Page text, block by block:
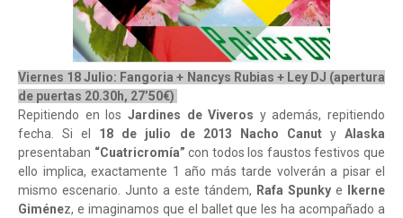
Viernes 18 Julio: Fangoria + Nancys Rubias + Ley DJ (apertura
de puertas 20.30h, 27’50€)
Repitiendo en los Jardines de Viveros y además, repitiendo
fecha. Si el 18 de julio de 2013 Nacho Canut yAlaska
presentaban “Cuatricromía” con todos los faustos festivos que
ello implica, exactamente 1 año más tarde volverán a pisar el
mismo escenario. Junto a este tándem, Rafa Spunky e
Ikerne
Giménez, e imaginamos que el ballet que les ha acompañado a